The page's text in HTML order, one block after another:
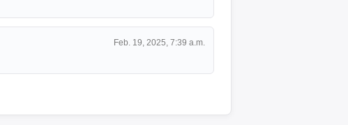
Feb. 19, 2025, 7:39 a.m.